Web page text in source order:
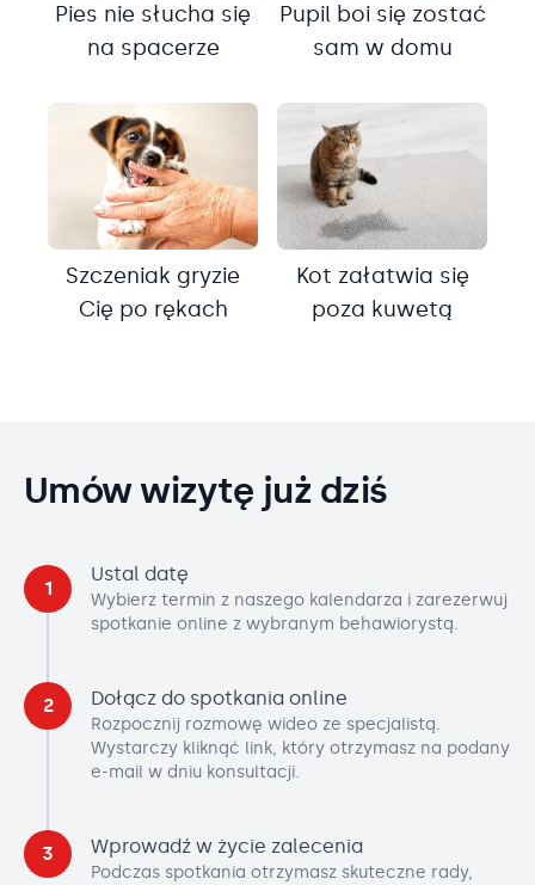
Pies nie słucha się
na spacerze
Pupil boi się zostać
sam w domu
Szczeniak gryzie
Cię po rękach
Kot załatwia się
poza kuwetą
Umów wizytę już dziś
1
Ustal datę
Wybierz termin z naszego kalendarza i zarezerwuj
spotkanie online z wybranym behawiorystą.
2 Dołącz do spotkania online
Rozpocznij rozmowę wideo ze specjalistą.
Wystarczy kliknąć link, który otrzymasz na podany
e-mail w dniu konsultacji.
3 Wprowadź w życie zalecenia
Podczas spotkania otrzymasz skuteczne rady,